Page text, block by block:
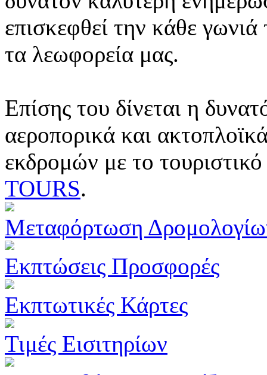
επισκεφθεί την κάθε
τα λεωφορεία μας.
Επίσης του δίνεται η
αεροπορικά και
εκδρομών με το
TOURS.
Μεταφόρτωση
Εκπτώσεις Προσφορές
Εκπτωτικές Κάρτες
Τιμές Εισιτηρίων